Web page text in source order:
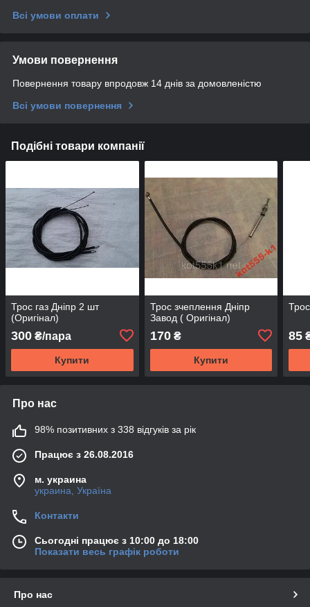
Всі умови оплати
Умови повернення
Повернення товару впродовж 14 днів за домовленістю
Всі умови повернення
Подібні товари компанії
Трос газ Дніпр 2 шт
(Оригінал)
300 ₴/пара
Купити
Трос зчеплення Дніпр
Завод ( Оригінал)
170₴
Купити
85
Про нас
98% позитивних з 338 відгуків за рік
Працює з 26.08.2016
м. украина
украина, Україна
Контакти
Сьогодні працює з 10:00 до 18:00
Показати весь графік роботи
Про нас